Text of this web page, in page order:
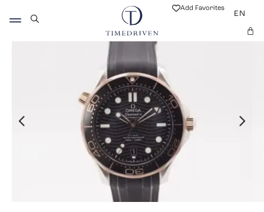
Add Favorites
EN